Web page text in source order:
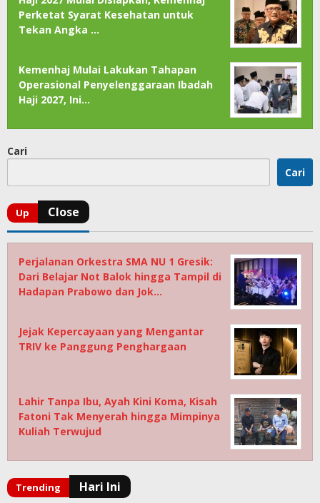
Perketat Syarat Kesehatan untuk
Tekan Angka …
Kemenhaj Mulai Lakukan Tahapan
Operasional Penyelenggaraan Ibadah
Haji 2027, Ini…
Cari
Cari
Perjalanan Orkestra SMA NU 1 Gresik:
Dari Belajar Not Balok hingga Tampil di
Hadapan Prabowo dan Jok…
Jejak Kepercayaan yang Mengantar
TRIV ke Panggung Penghargaan
Lahir Tanpa Ibu, Ayah Kini Koma, Kisah
Fatoni Tak Menyerah hingga Mimpinya
Kuliah Terwujud